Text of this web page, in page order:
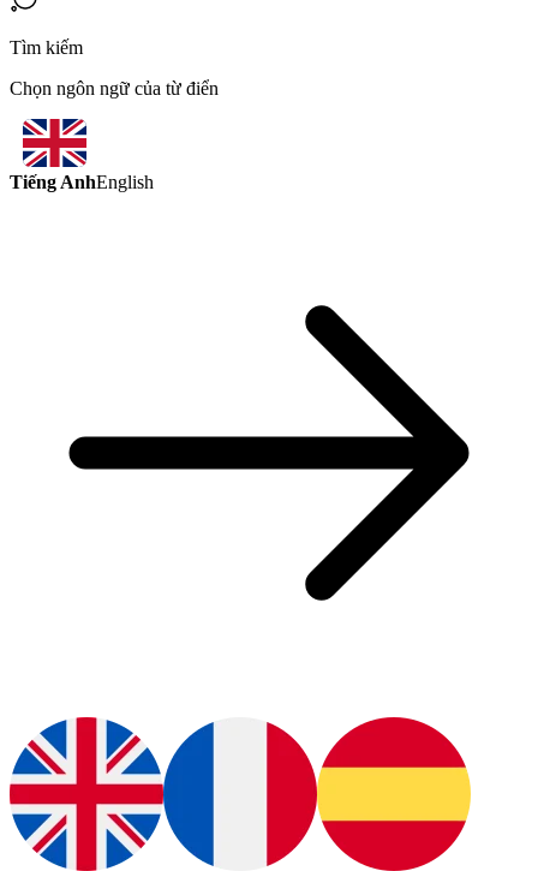
Tìm kiếm
Chọn ngôn ngữ của từ điển
Tiếng AnhEnglish